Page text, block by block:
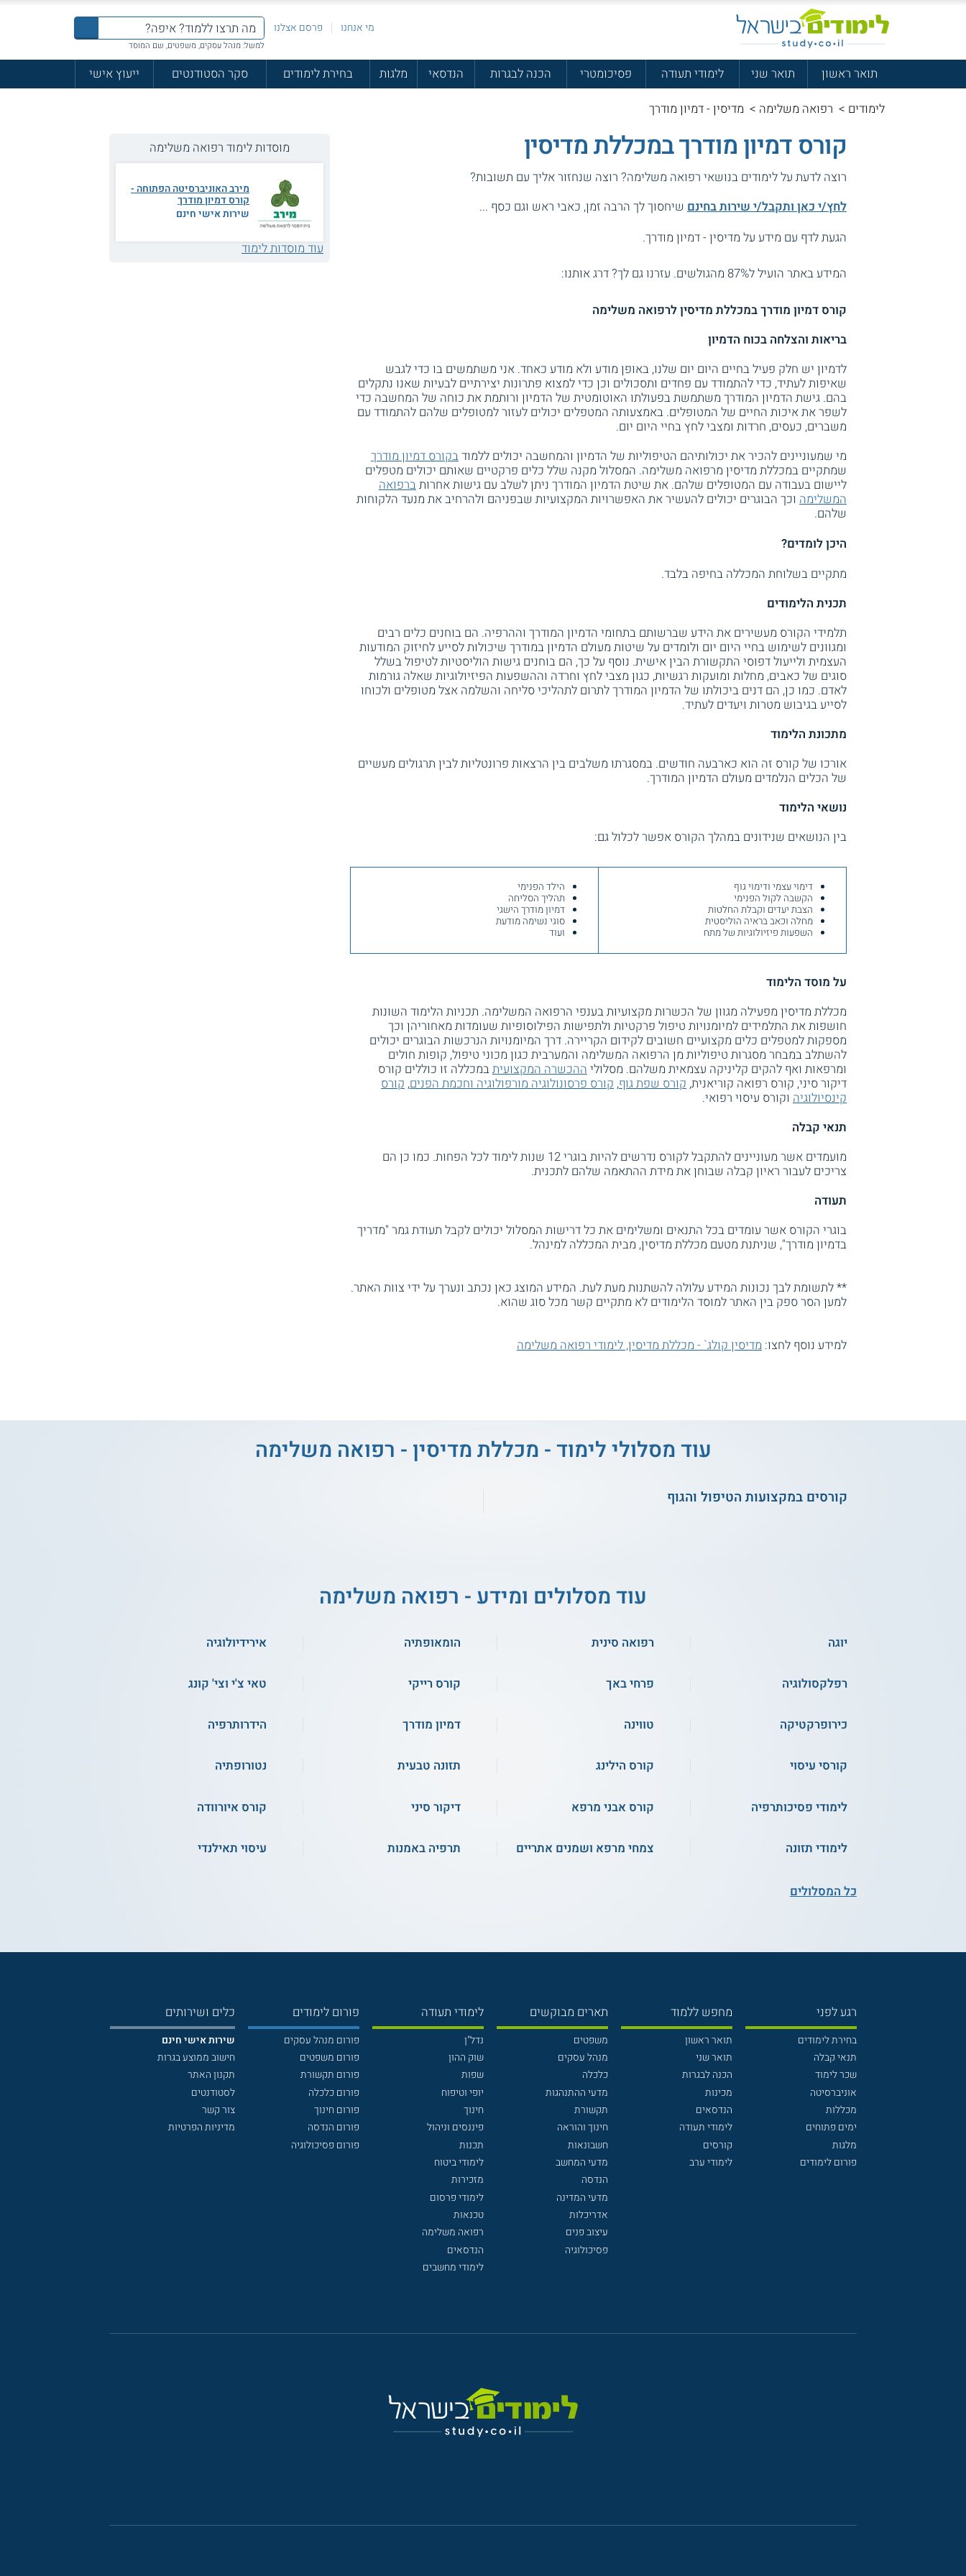
מי אנחנו פרסם אצלנו
למשל: מנהל עסקים, משפטים, שם המוסד
תואר ראשון תואר שני לימודי תעודה פסיכומטרי הכנה לבגרות הנדסאי מלגות בחירת לימודים סקר הסטודנטים
ייעוץ אישי
לימודים > רפואה משלימה > מדיסין - דמיון מודרך
קורס דמיון מודרך במכללת מדיסין
רוצה לדעת על לימודים בנושאי רפואה משלימה? רוצה שנחזור אליך עם תשובות?
לחץ/י כאן ותקבל/י שירות בחינם שיחסוך לך הרבה זמן, כאבי ראש וגם כסף ...
הגעת לדף עם מידע על מדיסין - דמיון מודרך.
המידע באתר הועיל ל87% מהגולשים.
עזרנו גם לך? דרג אותנו:
קורס דמיון מודרך במכללת מדיסין לרפואה משלימה
בריאות והצלחה בכוח הדמיון
לדמיון יש חלק פעיל בחיים היום יום שלנו, באופן מודע ולא מודע כאחד. אני משתמשים בו כדי לגבש
שאיפות לעתיד, כדי להתמודד עם פחדים ותסכולים וכן כדי למצוא פתרונות יצירתיים לבעיות שאנו נתקלים
בהם. גישת הדמיון המודרך משתמשת בפעולתו האוטומטית של הדמיון ורותמת את כוחה של המחשבה כדי
לשפר את איכות החיים של המטופלים. באמצעותה המטפלים יכולים לעזור למטופלים שלהם להתמודד עם
משברים, כעסים, חרדות ומצבי לחץ בחיי היום יום.
מי שמעוניינים להכיר את יכולותיהם הטיפוליות של הדמיון והמחשבה יכולים ללמודבקורס דמיון מודרך
שמתקיים במכללת מדיסין מרפואה משלימה. המסלול מקנה שלל כלים פרקטיים שאותם יכולים מטפלים
ליישום בעבודה עם המטופלים שלהם. את שיטת הדמיון המודרך ניתן לשלב עם גישות אחרותברפואה
המשלימה וכך הבוגרים יכולים להעשיר את האפשרויות המקצועיות שבפניהם ולהרחיב את מנעד הלקוחות
שלהם.
היכן לומדים?
מתקיים בשלוחת המכללה בחיפה בלבד.
תכנית הלימודים
תלמידי הקורס מעשירים את הידע שברשותם בתחומי הדמיון המודרך וההרפיה. הם בוחנים כלים רבים
ומגוונים לשימוש בחיי היום יום ולומדים על שיטות מעולם הדמיון במודרך שיכולות לסייע לחיזוק המודעות
העצמית ולייעול דפוסי התקשורת הבין אישית. נוסף על כך, הם בוחנים גישות הוליסטיות לטיפול בשלל
סוגים של כאבים, מחלות ומועקות רגשיות, כגון מצבי לחץ וחרדה וההשפעות הפיזיולוגיות שאלה גורמות
לאדם. כמו כן, הם דנים ביכולתו של הדמיון המודרך לתרום לתהליכי סליחה והשלמה אצל מטופלים ולכוחו
לסייע בגיבוש מטרות ויעדים לעתיד.
מתכונת הלימוד
אורכו של קורס זה הוא כארבעה חודשים. במסגרתו משלבים בין הרצאות פרונטליות לבין תרגולים מעשיים
של הכלים הנלמדים מעולם הדמיון המודרך.
נושאי הלימוד
בין הנושאים שנידונים במהלך הקורס אפשר לכלול גם:
דימוי עצמי ודימוי גוף
הקשבה לקול הפנימי
הצבת יעדים וקבלת החלטות
מחלה וכאב בראיה הוליסטית
השפעות פיזיולוגיות של מתח
הילד הפנימי
תהליך הסליחה
דמיון מודרך הישגי
סוגי נשימה מודעת
ועוד
על מוסד הלימוד
מכללת מדיסין מפעילה מגוון של הכשרות מקצועיות בענפי הרפואה המשלימה. תכניות הלימוד השונות
חושפות את התלמידים למיומנויות טיפול פרקטיות ולתפישות הפילוסופיות שעומדות מאחוריהן וכך
מספקות למטפלים כלים מקצועיים חשובים לקידום הקריירה. דרך המיומנויות הנרכשות הבוגרים יכולים
להשתלב במבחר מסגרות טיפוליות מן הרפואה המשלימה והמערבית כגון מכוני טיפול, קופות חולים
ומרפאות ואף להקים קליניקה עצמאית משלהם. מסלולי ההכשרה המקצועיתבמכללה זו כוללים קורס
דיקור סיני, קורס רפואה קוריאנית, קורס שפת גוף, קורס פרסונולוגיה מורפולוגיה וחכמת הפנים, קורס
קינסיולוגיה וקורס עיסוי רפואי.
תנאי קבלה
מועמדים אשר מעוניינים להתקבל לקורס נדרשים להיות בוגרי 12 שנות לימוד לכל הפחות. כמו כן הם
צריכים לעבור ראיון קבלה שבוחן את מידת ההתאמה שלהם לתכנית.
תעודה
בוגרי הקורס אשר עומדים בכל התנאים ומשלימים את כל דרישות המסלול יכולים לקבל תעודת גמר "מדריך
בדמיון מודרך", שניתנת מטעם מכללת מדיסין, מבית המכללה למינהל.
** לתשומת לבך נכונות המידע עלולה להשתנות מעת לעת. המידע המוצג כאן נכתב ונערך על ידי צוות האתר.
למען הסר ספק בין האתר למוסד הלימודים לא מתקיים קשר מכל סוג שהוא.
למידע נוסף לחצו: מדיסין קולג` - מכללת מדיסין, לימודי רפואה משלימה
מוסדות לימוד רפואה משלימה
מירב האוניברסיטה הפתוחה -
קורס דמיון מודרך
שירות אישי חינם
עוד מוסדות לימוד
עוד מסלולי לימוד - מכללת מדיסין - רפואה משלימה
קורסים במקצועות הטיפול והגוף
עוד מסלולים ומידע - רפואה משלימה
יוגה רפואה סינית הומאופתיה אירידיולוגיה
רפלקסולוגיה פרחי באך קורס רייקי טאי צ'י וצי' קונג
כירופרקטיקה טווינה דמיון מודרך הידרותרפיה
קורסי עיסוי קורס הילינג תזונה טבעית נטורופתיה
לימודי פסיכותרפיה קורס אבני מרפא דיקור סיני קורס איורוודה
לימודי תזונה צמחי מרפא ושמנים אתריים תרפיה באמנות עיסוי תאילנדי
כל המסלולים
רגע לפני
בחירת לימודים
תנאי קבלה
שכר לימוד
אוניברסיטה
מכללות
ימים פתוחים
מלגות
פורום לימודים
מחפש ללמוד
תואר ראשון
תואר שני
הכנה לבגרות
מכינות
הנדסאים
לימודי תעודה
קורסים
לימודי ערב
תארים מבוקשים
משפטים
מנהל עסקים
כלכלה
מדעי ההתנהגות
תקשורת
חינוך והוראה
חשבונאות
מדעי המחשב
הנדסה
מדעי המדינה
אדריכלות
עיצוב פנים
פסיכולוגיה
לימודי תעודה
נדל"ן
שוק ההון
שפות
יופי וטיפוח
חינוך
פיננסים וניהול
תכנות
לימודי ביטוח
מזכירות
לימודי פרסום
טכנאות
רפואה משלימה
הנדסאים
לימודי מחשבים
פורום לימודים
פורום מנהל עסקים
פורום משפטים
פורום תקשורת
פורום כלכלה
פורום חינוך
פורום הנדסה
פורום פסיכולוגיה
כלים ושירותים
שירות אישי חינם
חישוב ממוצע בגרות
תקנון האתר
לסטודנטים
צור קשר
מדיניות הפרטיות